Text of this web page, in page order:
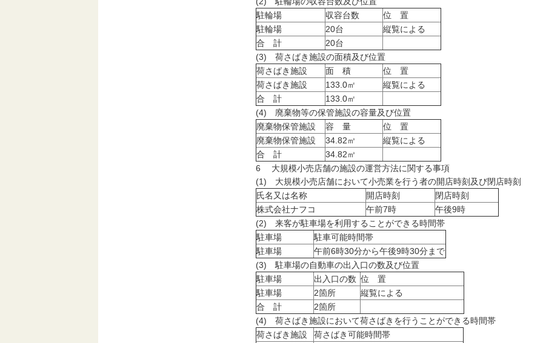
駐輪場
収容台数
位 置
駐輪場
20台
縦覧による
合 計
20台
(3) 荷さばき施設の面積及び位置
荷さばき施設
面 積
位 置
荷さばき施設
133.0㎡
縦覧による
合 計
133.0㎡
(4) 廃棄物等の保管施設の容量及び位置
廃棄物保管施設
容 量
位 置
廃棄物保管施設
34.82㎥
縦覧による
合 計
34.82㎥
6 大規模小売店舗の施設の運営方法に関する事項
(1) 大規模小売店舗において小売業を行う者の開店時刻及び閉店時刻
氏名又は名称
開店時刻
閉店時刻
株式会社ナフコ
午前7時
午後9時
(2) 来客が駐車場を利用することができる時間帯
駐車場
駐車可能時間帯
駐車場
午前6時30分から午後9時30分まで
(3) 駐車場の自動車の出入口の数及び位置
駐車場
出入口の数 位 置
駐車場
2箇所
縦覧による
合 計
2箇所
(4) 荷さばき施設において荷さばきを行うことができる時間帯
荷さばき施設
荷さばき可能時間帯